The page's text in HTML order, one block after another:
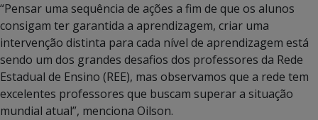
“Pensar uma sequência de ações a fim de que os alunos
consigam ter garantida a aprendizagem, criar uma
intervenção distinta para cada nível de aprendizagem está
sendo um dos grandes desafios dos professores da Rede
Estadual de Ensino (REE), mas observamos que a rede tem
excelentes professores que buscam superar a situação
mundial atual”, menciona Oilson.